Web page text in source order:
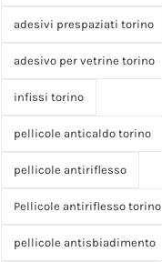
adesivi prespaziati torino
adesivo per vetrine torino
infissi torino
pellicole anticaldo torino
pellicole antiriflesso
Pellicole antiriflesso torino
pellicole antisbiadimento